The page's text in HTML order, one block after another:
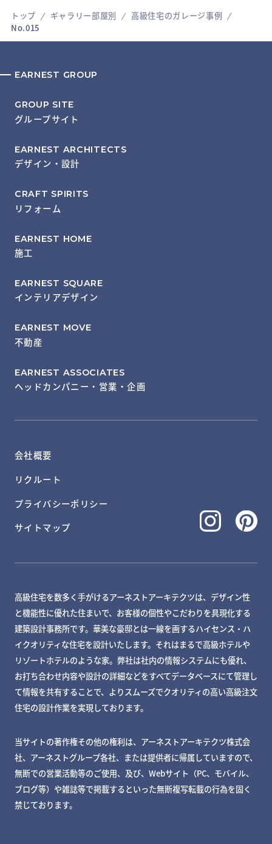
トップ ギャラリー部屋別
高級住宅のガレージ事例
No.015
EARNEST GROUP
GROUP SITE
グループサイト
EARNEST ARCHITECTS
デザイン・設計
CRAFT SPIRITS
リフォーム
EARNEST HOME
施工
EARNEST SQUARE
インテリアデザイン
EARNEST MOVE
不動産
EARNEST ASSOCIATES
ヘッドカンパニー・営業・企画
会社概要
リクルート
プライバシーポリシー
サイトマップ
高級住宅を数多く手がけるアーネストアーキテクツは、デザイン性
と機能性に優れた住まいで、お客様の個性やこだわりを具現化する
建築設計事務所です。華美な豪邸とは一線を画するハイセンス・ハ
イクオリティな住宅を設計いたします。それはまるで高級ホテルや
リゾートホテルのような家。弊社は社内の情報システムにも優れ、
お打ち合わせ内容や設計の詳細などをすべてデータベースにて管理し
て情報を共有することで、よりスムーズでクオリティの高い高級注文
住宅の設計作業を実現しております。
当サイトの著作権その他の権利は、アーネストアーキテクツ株式会
社、アーネストグループ各社、または提供者に帰属していますので、
無断での営業活動等のご使用、及び、Webサイト（PC、モバイル、
ブログ等）や雑誌等で掲載するといった無断複写転載の行為を固く
禁じております。